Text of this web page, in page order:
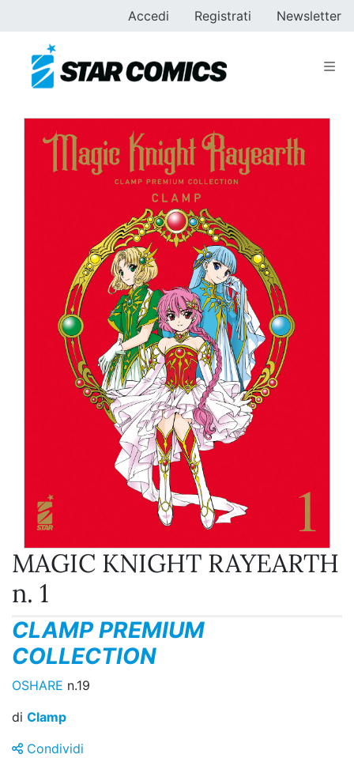
Accedi Registrati Newsletter
MAGIC KNIGHT RAYEARTH
n. 1
CLAMP PREMIUM
COLLECTION
OSHARE n.19
di Clamp
Condividi